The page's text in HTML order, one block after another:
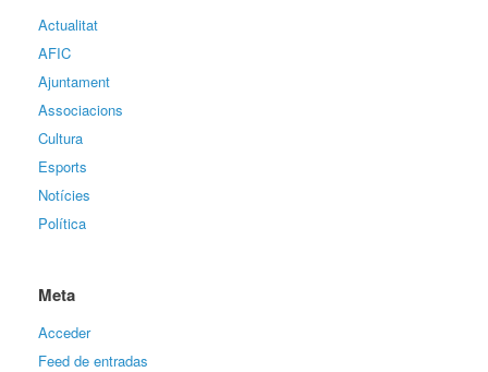
Actualitat
AFIC
Ajuntament
Associacions
Cultura
Esports
Notícies
Política
Meta
Acceder
Feed de entradas